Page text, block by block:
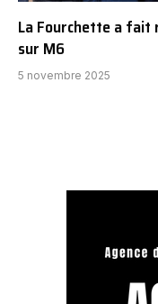
La Fourchette a fait
sur M6
5 novembre 2025